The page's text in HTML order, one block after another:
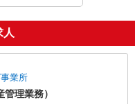
人
業所
理業務）